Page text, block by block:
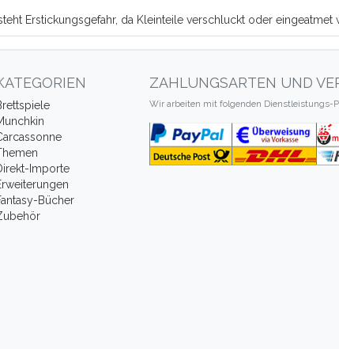
Erstickungsgefahr, da Kleinteile verschluckt oder eingeatmet
Importe
Bücher
ZAHLUNGSARTEN UND
Wir arbeiten mit folgenden Dienstleistungs-